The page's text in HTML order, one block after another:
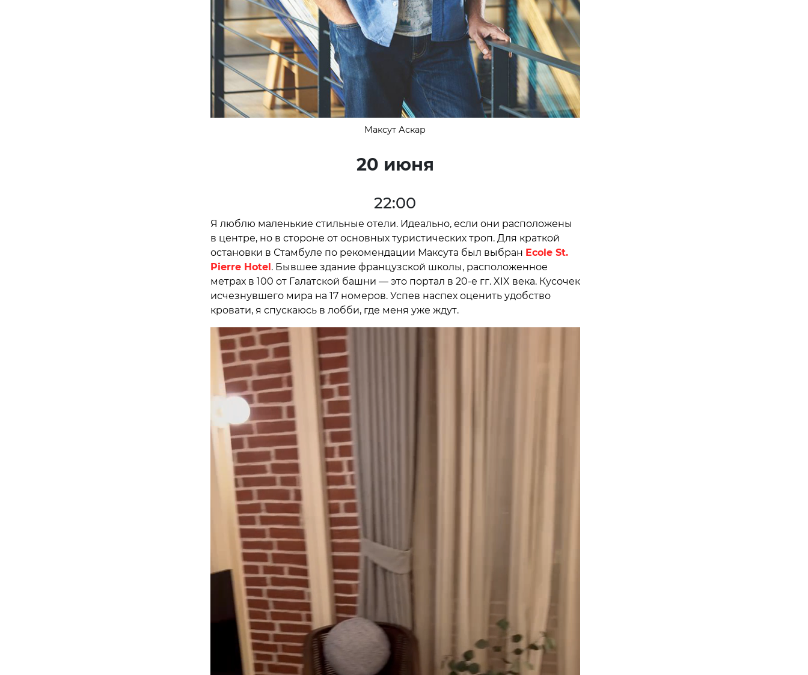
Максут Аскар
20 июня
22:00
Я люблю маленькие стильные отели. Идеально, если они расположены
в центре, но в стороне от основных туристических троп. Для краткой
остановки в Стамбуле по рекомендации Максута был выбран Ecole St.
Pierre Hotel . Бывшее здание французской школы, расположенное
метрах в 100 от Галатской башни — это портал в 20-е гг. XIX века. Кусочек
исчезнувшего мира на 17 номеров. Успев наспех оценить удобство
кровати, я спускаюсь в лобби, где меня уже ждут.